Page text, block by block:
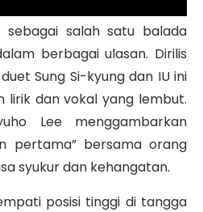
sebagai salah satu balada
berbagai ulasan. Dirilis
Sung Si-kyung dan IU ini
lirik dan vokal yang lembut.
Lee menggambarkan
pertama” bersama orang
syukur dan kehangatan.
posisi tinggi di tangga